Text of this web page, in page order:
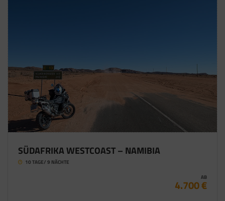
SÜDAFRIKA WESTCOAST – NAMIBIA
10 TAGE/ 9 NÄCHTE
AB
4.700 €